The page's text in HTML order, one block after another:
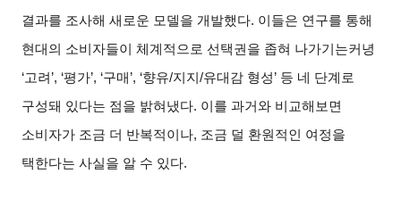
결과를 조사해 새로운 모델을 개발했다. 이들은 연구를 통해
현대의 소비자들이 체계적으로 선택권을 좁혀 나가기는커녕
‘고려’, ‘평가’, ‘구매’, ‘향유/지지/유대감 형성’ 등 네 단계로
구성돼 있다는 점을 밝혀냈다. 이를 과거와 비교해보면
소비자가 조금 더 반복적이나, 조금 덜 환원적인 여정을
택한다는 사실을 알 수 있다.